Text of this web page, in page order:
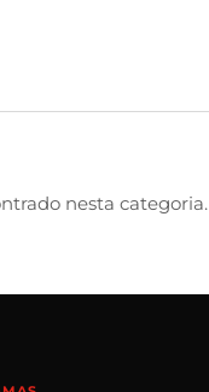
nesta categoria.